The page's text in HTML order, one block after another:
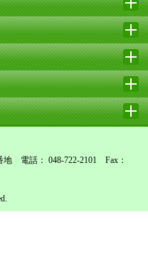
地 電話： 048-722-2101 Fax：